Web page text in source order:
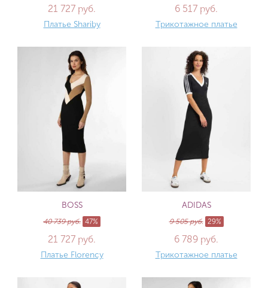
21 727 руб.
Платье Shariby
6 517 руб.
Трикотажное платье
BOSS
40 739 руб. 47%
21 727 руб.
Платье Florency
ADIDAS
9 505 руб. 29%
6 789 руб.
Трикотажное платье